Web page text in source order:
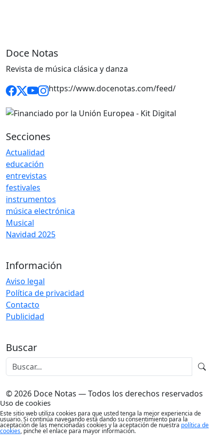
Doce Notas
Revista de música clásica y danza
https://www.docenotas.com/feed/
Secciones
Actualidad
educación
entrevistas
festivales
instrumentos
música electrónica
Musical
Navidad 2025
Información
Aviso legal
Política de privacidad
Contacto
Publicidad
Buscar
© 2026 Doce Notas — Todos los derechos reservados
Uso de cookies
Este sitio web utiliza cookies para que usted tenga la mejor experiencia de
usuario. Si continúa navegando está dando su consentimiento para la
aceptación de las mencionadas cookies y la aceptación de nuestra política de
cookies, pinche el enlace para mayor información.